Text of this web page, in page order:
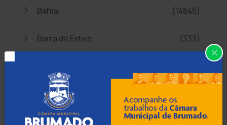
Bahia (14545)
Barra da Estiva (333)
Belo Campo
Bom Jesus da Lapa (506)